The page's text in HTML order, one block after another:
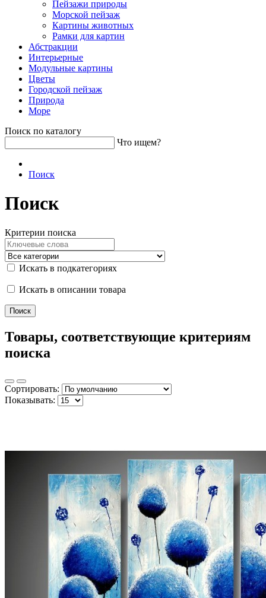
Пейзажи природы
Морской пейзаж
Картины животных
Рамки для картин
Абстракции
Интерьерные
Модульные картины
Цветы
Городской пейзаж
Природа
Море
Поиск по каталогу
Что ищем?
Поиск
Поиск
Критерии поиска
Искать в подкатегориях
Искать в описании товара
Товары, соответствующие критериям
поиска
Сортировать:
Показывать: